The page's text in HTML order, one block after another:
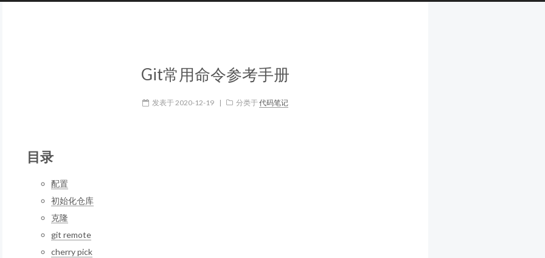
Git常用命令参考手册
发表于2020-12-19 | 分类于代码笔记
目录
配置
初始化仓库
克隆
git remote
cherry pick